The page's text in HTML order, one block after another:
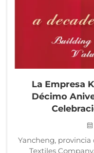
La Empresa
Décimo
Yancheng, provincia
Textiles